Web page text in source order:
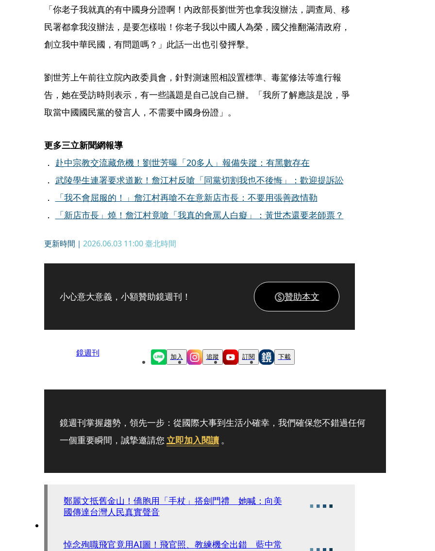
「你老子我就真的有中國身分證啊！內政部長劉世芳也拿我沒辦法，調查局、移
民署都拿我沒辦法，是要怎樣啦！你老子我以中國人為榮，國父推翻滿清政府，
創立我中華民國，有問題嗎？」此話一出也引發抨擊。
劉世芳上午前往立院內政委員會，針對測速照相設置標準、毒駕修法等進行報
告，她在受訪時則表示，有一些議題是自己說自己辦。「我所了解應該是說，爭
取當中國國民黨的發言人，不需要中國身份證」。
更多三立新聞網報導
． 赴中宗教交流藏危機！劉世芳曝「20多人」報備失蹤：有黑數存在
． 武陵學生連署要求道歉！詹江村反嗆「同黨切割我也不後悔」：歡迎提訴訟
．
「我不會屈服的！」詹江村再嗆不在意新店市長：不要用張善政情勒
．
「新店市長」燒！詹江村竟嗆「我真的會罵人白癡」：黃世杰還要老師票？
更新時間｜ 2026.06.03 11:00臺北時間
小心意大意義，小額贊助鏡週刊！ 贊助本文
鏡週刊 加入 追蹤 訂閱 下載
鏡週刊掌握趨勢，領先一步：從國際大事到生活小確幸，我們確保您不錯過任何
一個重要瞬間，誠摯邀請您 立即加入閱讀 。
鄭麗文抵舊金山！僑胞用「手杖」搭劍門禮 她喊：向美
國傳達台灣人民真實聲音
悼念殉職飛官竟用AI圖！飛官照、教練機全出錯 藍中常